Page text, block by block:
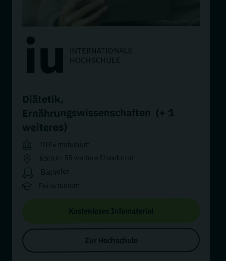
Diätetik,
Ernährungswissenschaften (+ 1
weiteres)
IU Fernstudium
Köln (+ 55 weitere Standorte)
Bachelor
Fernstudium
Zur Hochschule